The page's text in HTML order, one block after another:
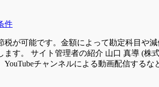
件
が可能です。金額によって勘定科目や
す。 サイト管理者の紹介 山口 真導 (
チャンネルによる動画配信する